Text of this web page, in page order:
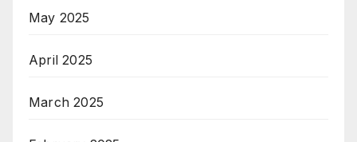
May 2025
April 2025
March 2025